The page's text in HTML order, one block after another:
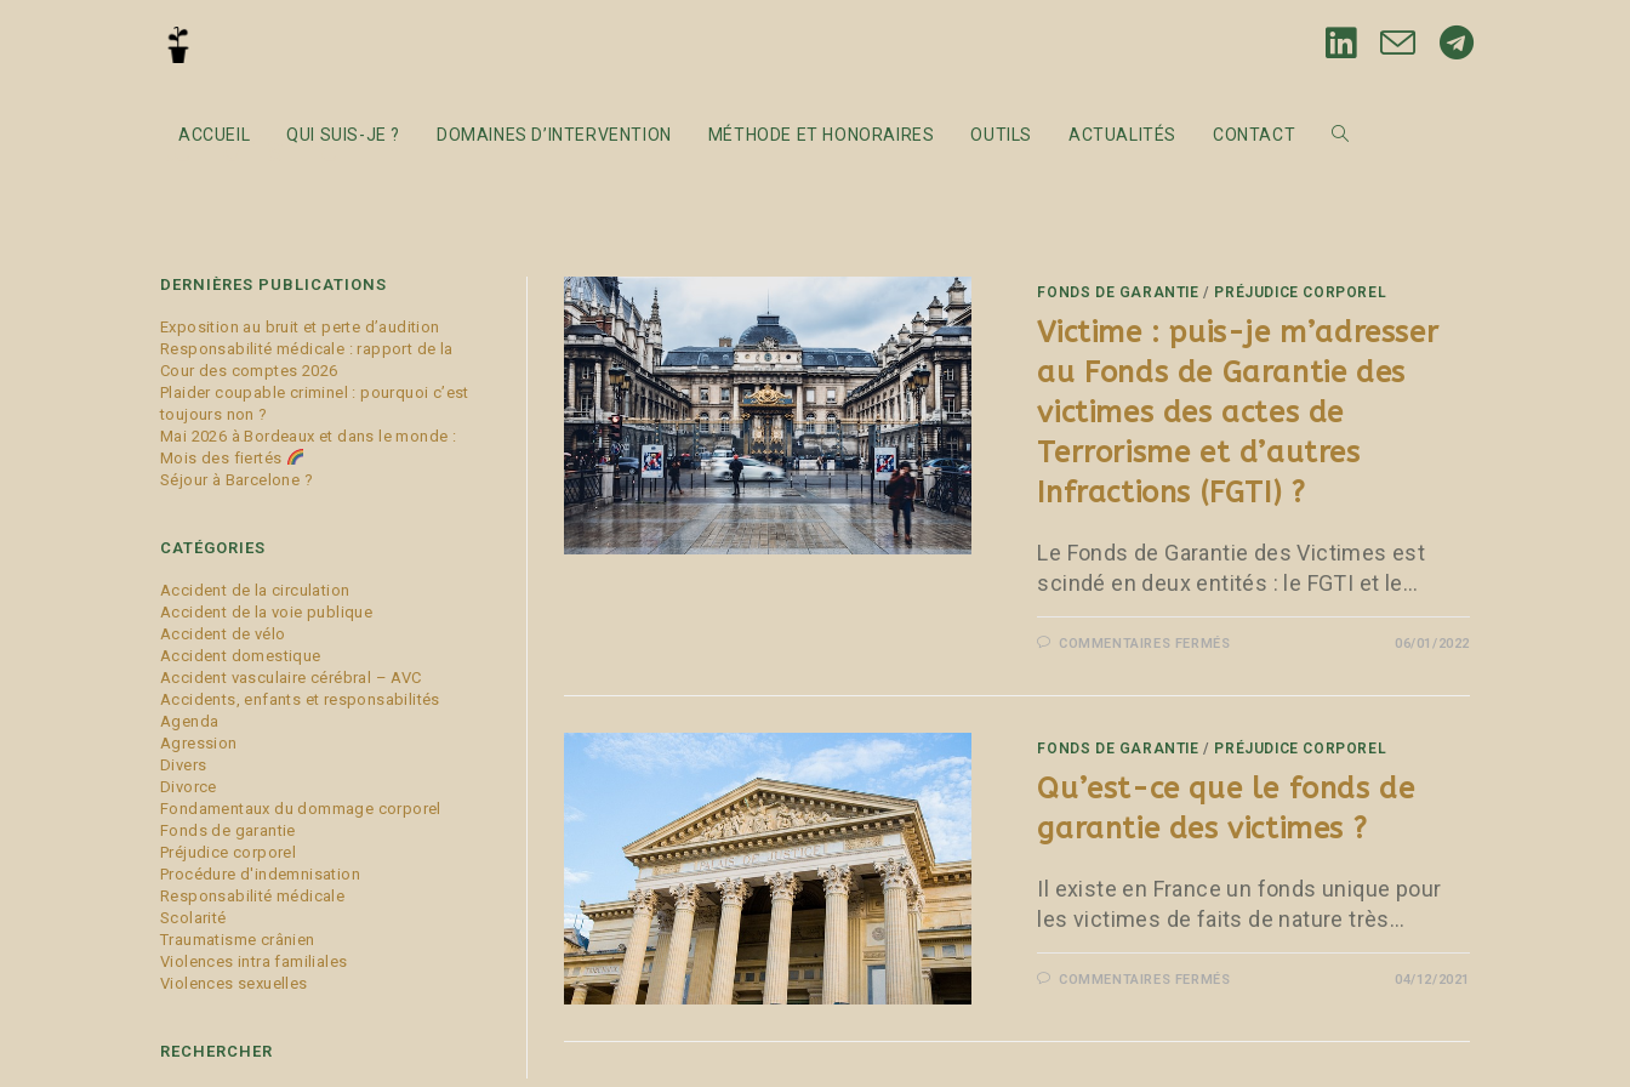
ACCUEIL QUI SUIS-JE ? DOMAINES D’INTERVENTION MÉTHODE ET HONORAIRES OUTILS ACTUALITÉS CONTACT
terrorisme
DERNIÈRES PUBLICATIONS
Exposition au bruit et perte d’audition
Responsabilité médicale : rapport de la
Cour des comptes 2026
Plaider coupable criminel : pourquoi c’est
toujours non ?
Mai 2026 à Bordeaux et dans le monde :
Mois des fiertés
Séjour à Barcelone ?
CATÉGORIES
Accident de la circulation
Accident de la voie publique
Accident de vélo
Accident domestique
Accident vasculaire cérébral – AVC
Accidents, enfants et responsabilités
Agenda
Agression
Divers
Divorce
Fondamentaux du dommage corporel
Fonds de garantie
Préjudice corporel
Procédure d'indemnisation
Responsabilité médicale
Scolarité
Traumatisme crânien
Violences intra familiales
Violences sexuelles
RECHERCHER
FONDS DE GARANTIE / PRÉJUDICE CORPOREL
Victime : puis-je m’adresser
au Fonds de Garantie des
victimes des actes de
Terrorisme et d’autres
Infractions (FGTI) ?
Le Fonds de Garantie des Victimes est
scindé en deux entités : le FGTI et le…
COMMENTAIRES FERMÉS 06/01/2022
FONDS DE GARANTIE / PRÉJUDICE CORPOREL
Qu’est-ce que le fonds de
garantie des victimes ?
Il existe en France un fonds unique pour
les victimes de faits de nature très…
COMMENTAIRES FERMÉS 04/12/2021